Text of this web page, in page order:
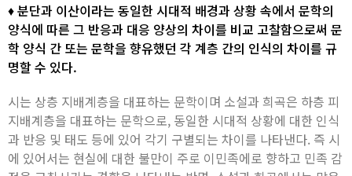
♦ 분단과 이산이라는 동일한 시대적 배경과 상황 속에서 문학의
양식에 따른 그 반응과 대응 양상의 차이를 비교 고찰함으로써 문
학 양식 간 또는 문학을 향유했던 각 계층 간의 인식의 차이를 규
명할 수 있다.
시는 상층 지배계층을 대표하는 문학이며 소설과 희곡은 하층 피
지배계층을 대표하는 문학으로, 동일한 시대적 상황에 대한 인식
과 반응 및 태도 등에 있어 각기 구별되는 차이를 나타낸다. 즉 시
에 있어서는 현실에 대한 불만이 주로 이민족에로 향하고 민족 감